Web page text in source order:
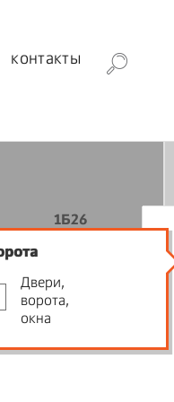
контакты
Двери,
ворота,
окна
1Б26
1Б28